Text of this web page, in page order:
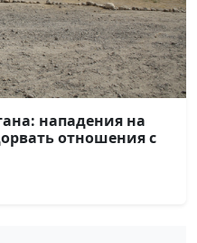
нападения на
отношения с